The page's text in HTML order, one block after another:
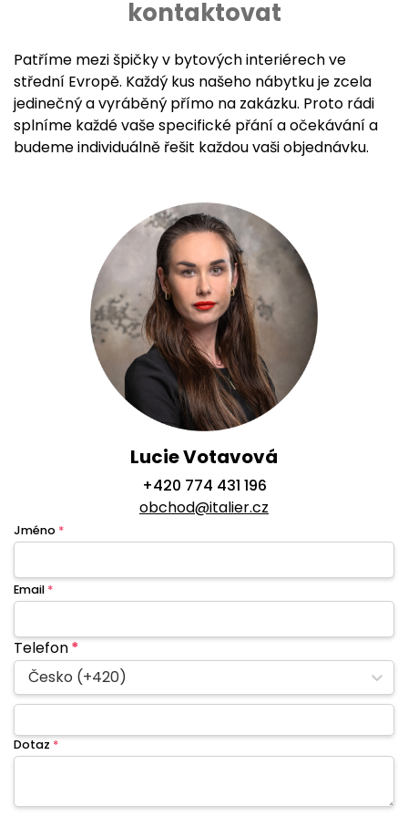
kontaktovat
Patříme mezi špičky v bytových interiérech ve
střední Evropě. Každý kus našeho nábytku je zcela
jedinečný a vyráběný přímo na zakázku. Proto rádi
splníme každé vaše specifické přání a očekávání a
budeme individuálně řešit každou vaši objednávku.
Lucie Votavová
+420 774 431 196
obchod@italier.cz
Jméno *
Email *
Telefon*
Česko (+420)
Dotaz *